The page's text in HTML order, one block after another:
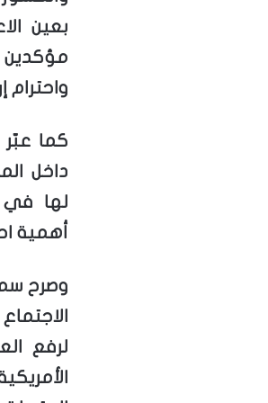
بعين
مؤكدين
واحترام
كما
داخل
لها في
أهمية
وصرح
لرفع